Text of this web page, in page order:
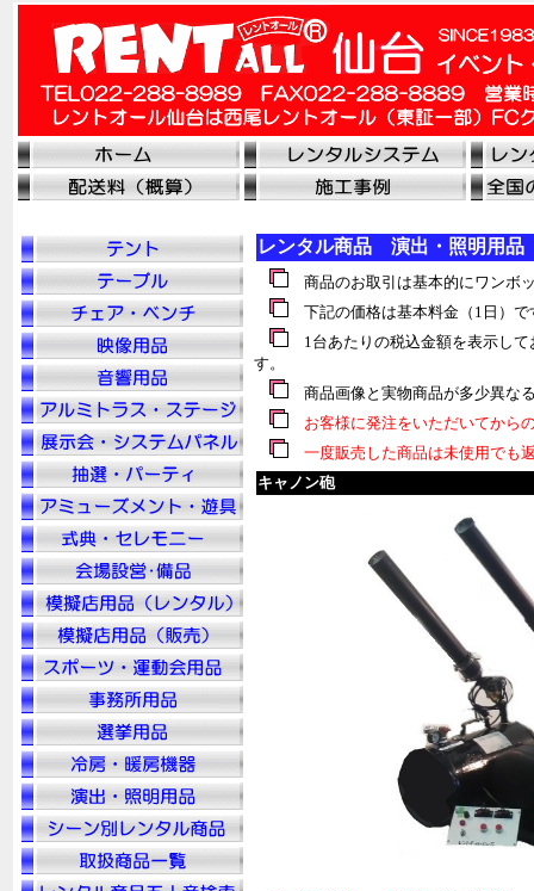
レンタル商品 演出・照明用品
商品のお取引は基本的にワンボ
下記の価格は基本料金（1日）で
1台あたりの税込金額を表示して
す。
商品画像と実物商品が多少異な
お客様に発注をいただいてから
一度販売した商品は未使用でも
キャノン砲